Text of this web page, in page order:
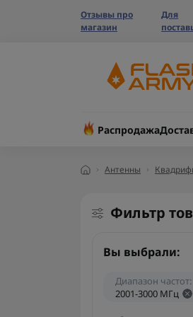
Отзывы про
магазин
Для
Распродажа
Антенны
Фильтр
Вы выбрали:
Диапазон частот:
2001-3000 МГц